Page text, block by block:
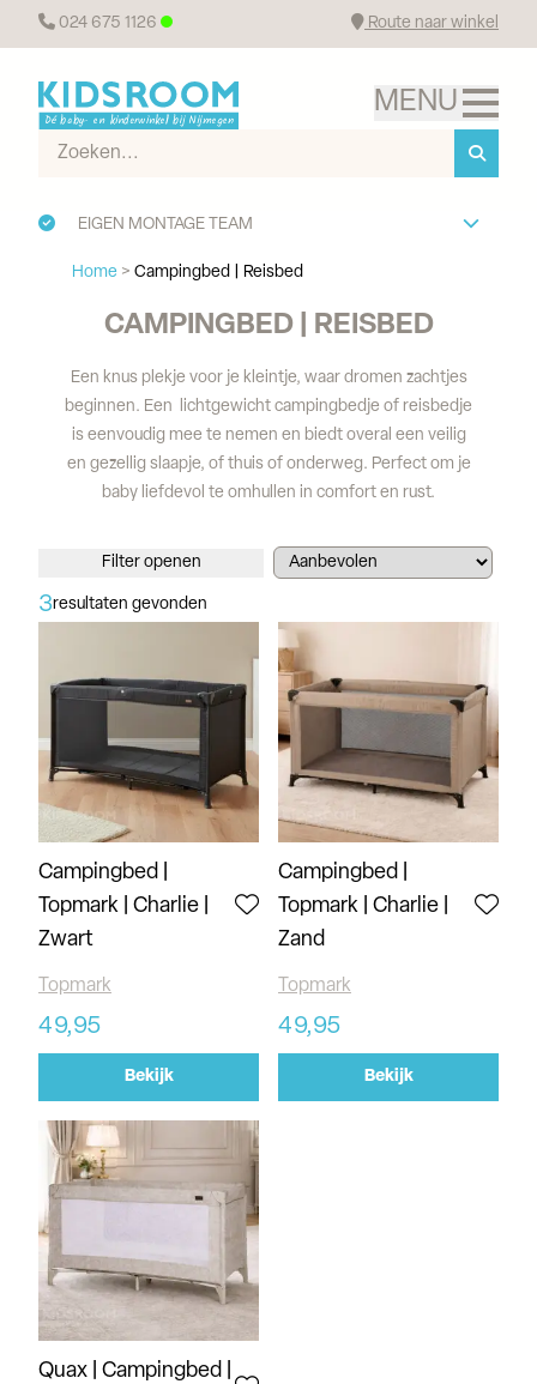
024 675 1126 Route naar winkel
EIGEN MONTAGE TEAM
Home > Campingbed | Reisbed
CAMPINGBED | REISBED
Een knus plekje voor je kleintje, waar dromen zachtjes
beginnen. Een lichtgewicht campingbedje of reisbedje
is eenvoudig mee te nemen en biedt overal een veilig
en gezellig slaapje, of thuis of onderweg. Perfect om je
baby liefdevol te omhullen in comfort en rust.
3resultaten gevonden
Filter openen
Campingbed |
Topmark | Charlie |
Zwart
Topmark
49,95
Bekijk
Campingbed |
Topmark | Charlie |
Zand
Topmark
49,95
Bekijk
Quax | Campingbed |